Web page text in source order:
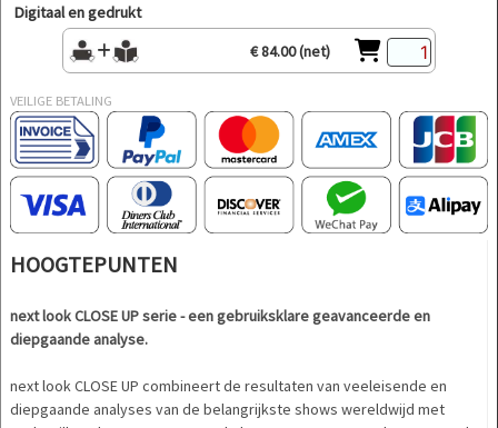
Digitaal en gedrukt
€ 84.00 (net)
VEILIGE BETALING
HOOGTEPUNTEN
next look CLOSE UP serie - een gebruiksklare geavanceerde en
diepgaande analyse.
next look CLOSE UP combineert de resultaten van veeleisende en
diepgaande analyses van de belangrijkste shows wereldwijd met